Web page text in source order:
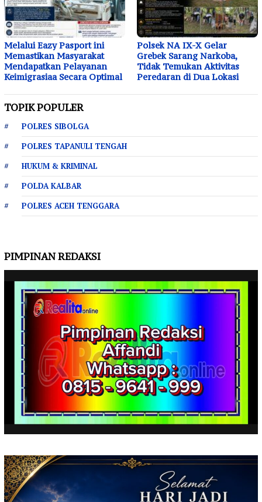
Melalui Eazy Pasport ini
Memastikan Masyarakat
Mendapatkan Pelayanan
Keimigrasiaa Secara Optimal
Polsek NA IX-X Gelar
Grebek Sarang Narkoba,
Tidak Temukan Aktivitas
Peredaran di Dua Lokasi
TOPIK POPULER
POLRES SIBOLGA
POLRES TAPANULI TENGAH
HUKUM & KRIMINAL
POLDA KALBAR
POLRES ACEH TENGGARA
PIMPINAN REDAKSI